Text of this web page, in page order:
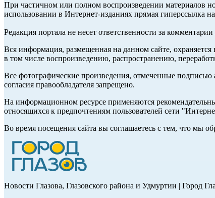
При частичном или полном воспроизведении материалов
использовании в Интернет-изданиях прямая гиперссылка
Редакция портала не несет ответственности за
Вся информация, размещенная на данном сайте,
в том числе воспроизведению, распространению,
Все фотографические произведения, отмеченные подписью
согласия правообладателя запрещено.
На информационном ресурсе применяются
относящихся к предпочтениям пользователей сети
Во время посещения сайта вы соглашаетесь с тем, что мы
Новости Глазова, Глазовского района и Удмуртии | Город